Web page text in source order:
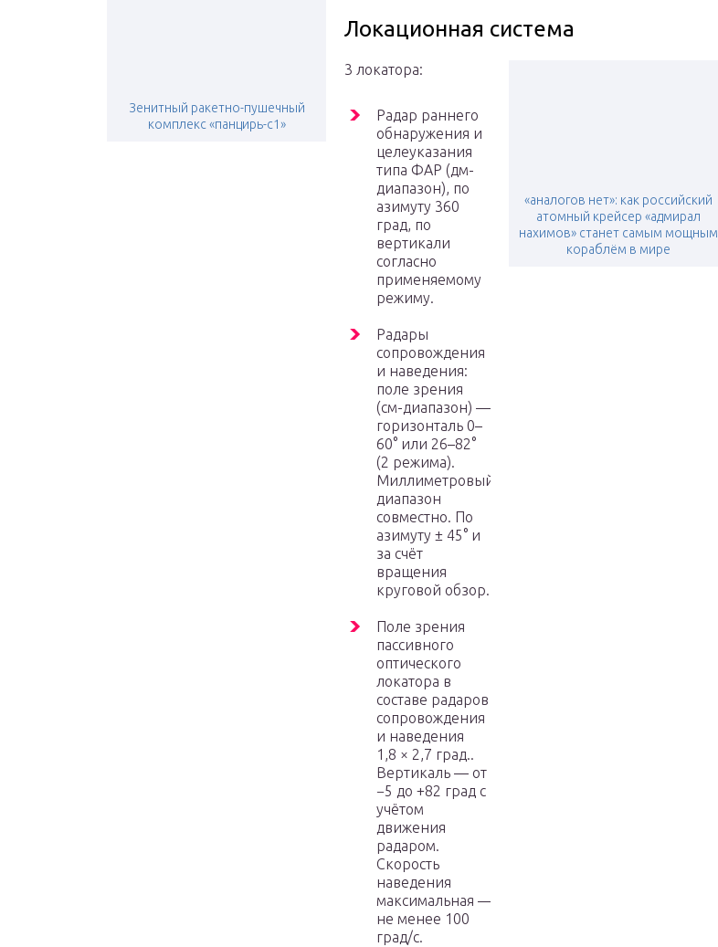
Зенитный ракетно-пушечный
комплекс «панцирь-с1»
Локационная система
«аналогов нет»: как российский
атомный крейсер «адмирал
нахимов» станет самым мощным
кораблём в мире
3 локатора:
Радар раннего
обнаружения и
целеуказания
типа ФАР (дм-
диапазон), по
азимуту 360
град, по
вертикали
согласно
применяемому
режиму.
Радары
сопровождения
и наведения:
поле зрения
(см-диапазон) —
горизонталь 0–
60° или 26–82°
(2 режима).
Миллиметровый
диапазон
совместно. По
азимуту ± 45° и
за счёт
вращения
круговой обзор.
Поле зрения
пассивного
оптического
локатора в
составе радаров
сопровождения
и наведения
1,8 × 2,7 град..
Вертикаль — от
−5 до +82 град с
учётом
движения
радаром.
Скорость
наведения
максимальная —
не менее 100
град/с.